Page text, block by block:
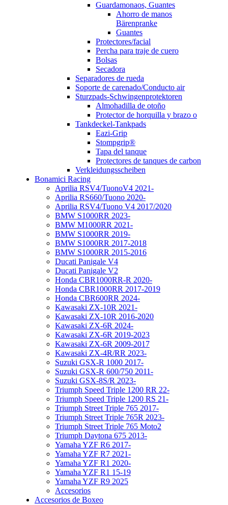
Guardamonaos, Guantes
Ahorro de manos
Bärenpranke
Guantes
Protectores/facial
Percha para traje de cuero
Bolsas
Secadora
Separadores de rueda
Soporte de carenado/Conducto air
Sturzpads-Schwingenprotektoren
Almohadilla de otoño
Protector de horquilla y brazo o
Tankdeckel-Tankpads
Eazi-Grip
Stompgrip®
Tapa del tanque
Protectores de tanques de carbon
Verkleidungsscheiben
Bonamici Racing
Aprilia RSV4/TuonoV4 2021-
Aprilia RS660/Tuono 2020-
Aprilia RSV4/Tuono V4 2017/2020
BMW S1000RR 2023-
BMW M1000RR 2021-
BMW S1000RR 2019-
BMW S1000RR 2017-2018
BMW S1000RR 2015-2016
Ducati Panigale V4
Ducati Panigale V2
Honda CBR1000RR-R 2020-
Honda CBR1000RR 2017-2019
Honda CBR600RR 2024-
Kawasaki ZX-10R 2021-
Kawasaki ZX-10R 2016-2020
Kawasaki ZX-6R 2024-
Kawasaki ZX-6R 2019-2023
Kawasaki ZX-6R 2009-2017
Kawasaki ZX-4R/RR 2023-
Suzuki GSX-R 1000 2017-
Suzuki GSX-R 600/750 2011-
Suzuki GSX-8S/R 2023-
Triumph Speed Triple 1200 RR 22-
Triumph Speed Triple 1200 RS 21-
Triumph Street Triple 765 2017-
Triumph Street Triple 765R 2023-
Triumph Street Triple 765 Moto2
Triumph Daytona 675 2013-
Yamaha YZF R6 2017-
Yamaha YZF R7 2021-
Yamaha YZF R1 2020-
Yamaha YZF R1 15-19
Yamaha YZF R9 2025
Accesorios
Accesorios de Boxeo